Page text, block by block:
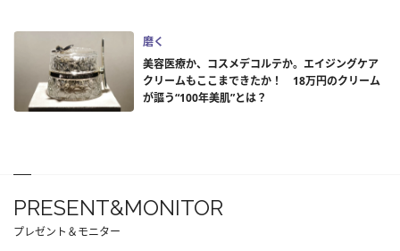
磨く
美容医療か、コスメデコルテか。エイジングケア
クリームもここまできたか！ 18万円のクリーム
が謳う“100年美肌”とは？
PRESENT&MONITOR
プレゼント＆モニター